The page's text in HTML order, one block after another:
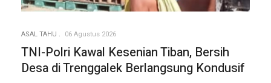
ASAL TAHU 06 Agustus 2026
TNI-Polri Kawal Kesenian Tiban, Bersih
Desa di Trenggalek Berlangsung Kondusif